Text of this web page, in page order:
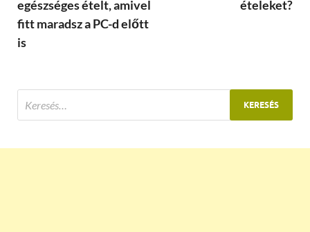
egészséges ételt, amivel
fitt maradsz a PC-d előtt
is
ételeket?